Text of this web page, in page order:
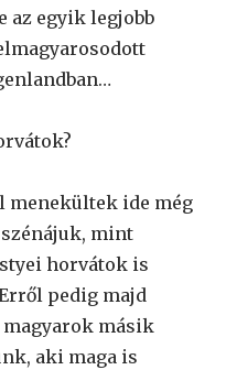
az egyik legjobb
menekültek ide még
mint
horvátok is
pedig majd
másik
aki maga is